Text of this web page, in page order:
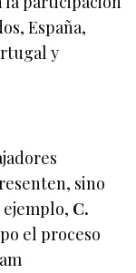
España,
y
sino
ejemplo, C.
el proceso